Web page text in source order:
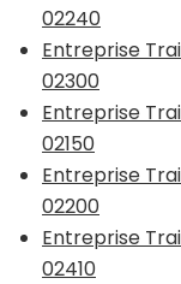
02240
Entreprise
02300
Entreprise
02150
Entreprise
02200
Entreprise
02410